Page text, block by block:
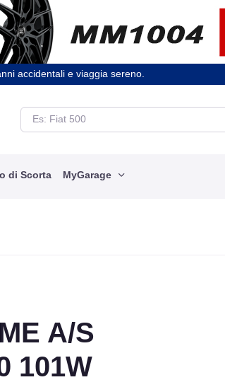
accidentali e viaggia sereno.
di Scorta MyGarage
A/S
101W